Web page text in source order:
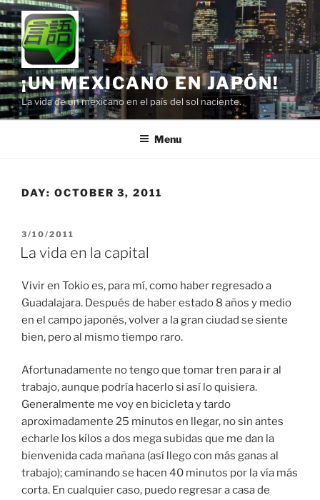
Skip
to
content
¡UN MEXICANO EN JAPÓN!
La vida de un mexicano en el país del sol naciente.
Menu
DAY: OCTOBER 3, 2011
POSTED
ON
3/10/2011
La vida en la capital
Vivir en Tokio es, para mí, como haber regresado a
Guadalajara. Después de haber estado 8 años y medio
en el campo japonés, volver a la gran ciudad se siente
bien, pero al mismo tiempo raro.
Afortunadamente no tengo que tomar tren para ir al
trabajo, aunque podría hacerlo si así lo quisiera.
Generalmente me voy en bicicleta y tardo
aproximadamente 25 minutos en llegar, no sin antes
echarle los kilos a dos mega subidas que me dan la
bienvenida cada mañana (así llego con más ganas al
trabajo); caminando se hacen 40 minutos por la vía más
corta. En cualquier caso, puedo regresar a casa de